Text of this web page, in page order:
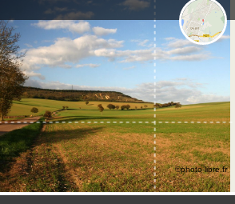
©photo-libre.fr